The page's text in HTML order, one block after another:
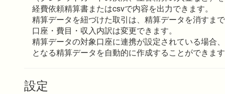
経費依頼精算書またはcsvで内容を出力できます。
精算データを紐づけた取引は、精算データを消すま
口座・費目・収入内訳は変更できます。
精算データの対象口座に連携が設定されている場合
となる精算データを自動的に作成することができま
設定